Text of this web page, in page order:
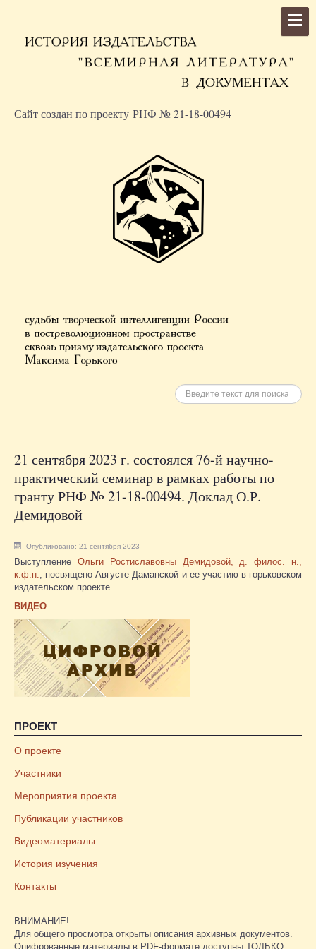
Сайт создан по проекту РНФ № 21-18-00494
Искать
21 сентября 2023 г. состоялся 76-й научно-
практический семинар в рамках работы по
гранту РНФ № 21-18-00494. Доклад О.Р.
Демидовой
Опубликовано: 21 сентября 2023
Выступление Ольги Ростиславовны Демидовой, д. филос. н.,
к.ф.н., посвящено Августе Даманской и ее участию в горьковском
издательском проекте.
ВИДЕО
ПРОЕКТ
О проекте
Участники
Мероприятия проекта
Публикации участников
Видеоматериалы
История изучения
Контакты
ВНИМАНИЕ!
Для общего просмотра открыты описания архивных документов.
Оцифрованные материалы в PDF-формате доступны ТОЛЬКО